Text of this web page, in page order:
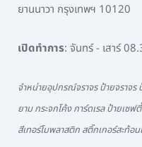
ยานนาวา กรุงเทพฯ 10120
เปิดทำการ: จันทร์ - เสาร์
จำหน่ายอุปกรณ์จราจร ป้ายจราจร
ยาม กระจกโค้ง การ์ดเรล ป้ายเซฟตี้
สีเทอร์โมพลาสติก สติ๊กเกอร์สะท้